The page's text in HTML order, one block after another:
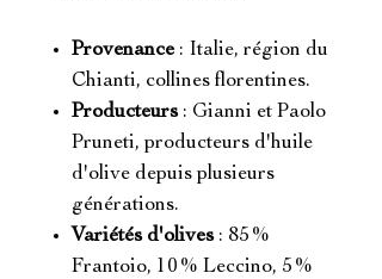
Provenance : Italie, région du
Chianti, collines florentines.
Producteurs: Gianni et Paolo
Pruneti, producteurs d'huile
d'olive depuis plusieurs
générations.
Variétés d'olives: 85 %
Frantoio, 10 % Leccino, 5 %